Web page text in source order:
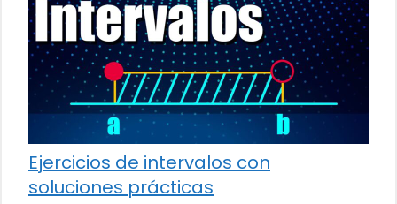
Ejercicios de intervalos con
soluciones prácticas